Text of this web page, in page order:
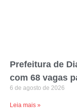
Prefeitura de
com 68 vagas
6 de agosto de 2026
Leia mais »